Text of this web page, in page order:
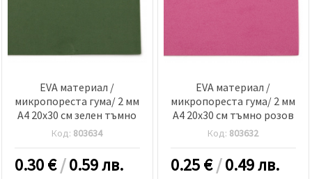
EVA материал /
микропореста гума/ 2 мм
А4 20x30 см зелен тъмно
Код: 803634
0.30€/0.59 лв.
EVA материал /
микропореста гума/ 2 мм
А4 20x30 см тъмно розов
Код: 803632
0.25€/0.49 лв.